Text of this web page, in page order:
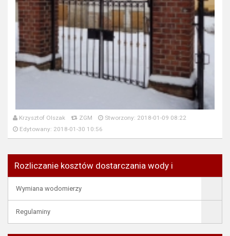
Krzysztof Olszak ZGM
Stworzony: 2018-01-09 08:22
Edytowany: 2018-01-30 10:56
Rozliczanie kosztów dostarczania wody i
Wymiana wodomierzy
Regulaminy